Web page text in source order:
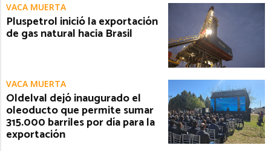
VACA MUERTA
Pluspetrol inició la exportación
de gas natural hacia Brasil
VACA MUERTA
Oldelval dejó inaugurado el
oleoducto que permite sumar
315.000 barriles por día para la
exportación